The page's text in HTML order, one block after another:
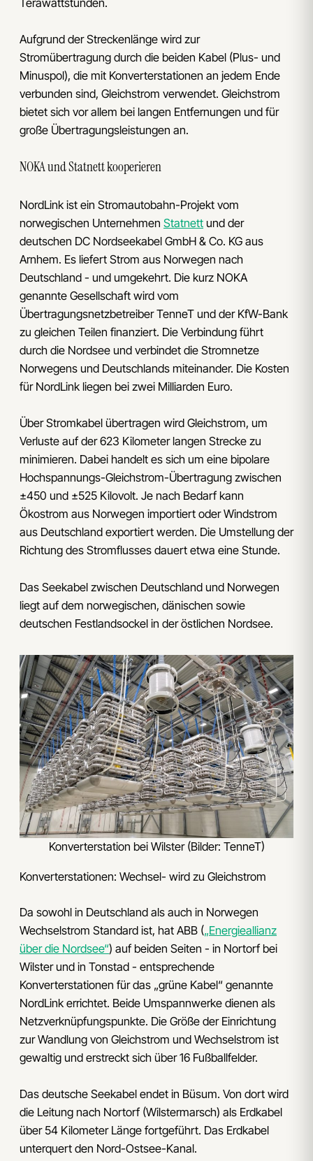
Terawattstunden.
Aufgrund der Streckenlänge wird zur
Stromübertragung durch die beiden Kabel (Plus- und
Minuspol), die mit Konverterstationen an jedem Ende
verbunden sind, Gleichstrom verwendet. Gleichstrom
bietet sich vor allem bei langen Entfernungen und für
große Übertragungsleistungen an.
NOKA und Statnett kooperieren
NordLink ist ein Stromautobahn-Projekt vom
norwegischen Unternehmen Statnett und der
deutschen DC Nordseekabel GmbH & Co. KG aus
Arnhem. Es liefert Strom aus Norwegen nach
Deutschland - und umgekehrt. Die kurz NOKA
genannte Gesellschaft wird vom
Übertragungsnetzbetreiber TenneT und der KfW-Bank
zu gleichen Teilen finanziert. Die Verbindung führt
durch die Nordsee und verbindet die Stromnetze
Norwegens und Deutschlands miteinander. Die Kosten
für NordLink liegen bei zwei Milliarden Euro.
Über Stromkabel übertragen wird Gleichstrom, um
Verluste auf der 623 Kilometer langen Strecke zu
minimieren. Dabei handelt es sich um eine bipolare
Hochspannungs-Gleichstrom-Übertragung zwischen
±450 und ±525 Kilovolt. Je nach Bedarf kann
Ökostrom aus Norwegen importiert oder Windstrom
aus Deutschland exportiert werden. Die Umstellung der
Richtung des Stromflusses dauert etwa eine Stunde.
Das Seekabel zwischen Deutschland und Norwegen
liegt auf dem norwegischen, dänischen sowie
deutschen Festlandsockel in der östlichen Nordsee.
Konverterstation bei Wilster (Bilder: TenneT)
Konverterstationen: Wechsel- wird zu Gleichstrom
Da sowohl in Deutschland als auch in Norwegen
Wechselstrom Standard ist, hat ABB („Energieallianz
über die Nordsee“) auf beiden Seiten - in Nortorf bei
Wilster und in Tonstad - entsprechende
Konverterstationen für das „grüne Kabel“ genannte
NordLink errichtet. Beide Umspannwerke dienen als
Netzverknüpfungspunkte. Die Größe der Einrichtung
zur Wandlung von Gleichstrom und Wechselstrom ist
gewaltig und erstreckt sich über 16 Fußballfelder.
Das deutsche Seekabel endet in Büsum. Von dort wird
die Leitung nach Nortorf (Wilstermarsch) als Erdkabel
über 54 Kilometer Länge fortgeführt. Das Erdkabel
unterquert den Nord-Ostsee-Kanal.